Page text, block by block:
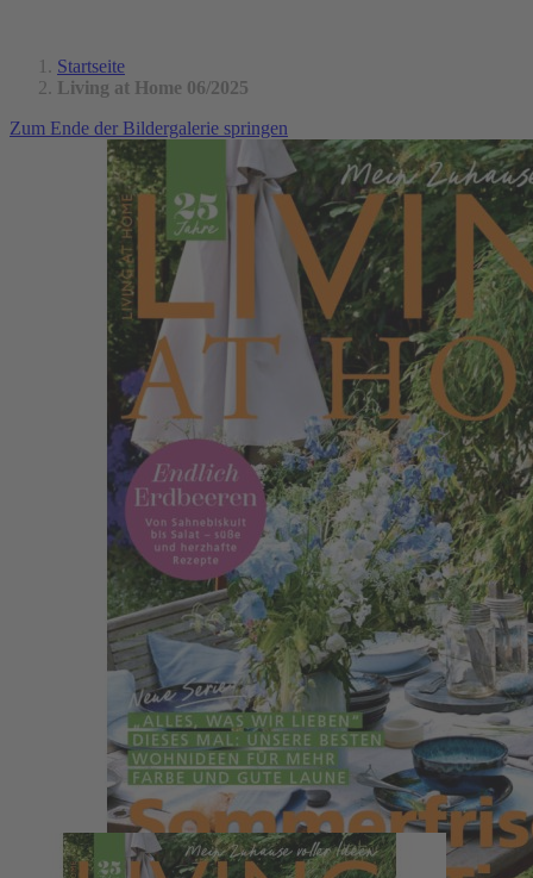
Startseite
Living at Home 06/2025
Zum Ende der Bildergalerie springen
Zum Anfang der Bildergalerie springen
Artikelnr. 066314